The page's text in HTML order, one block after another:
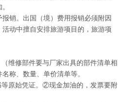
销。出国（境）费用报销必须附因
动中擅自安排旅游项目的，旅游项
维修部件要与厂家出具的部件清单相
称、数量、单价清单等。
原始凭证。②现金加油的，发票要附